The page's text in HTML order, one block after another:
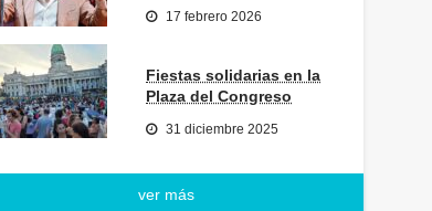
17 febrero 2026
Fiestas solidarias en la
Plaza del Congreso
31 diciembre 2025
ver más